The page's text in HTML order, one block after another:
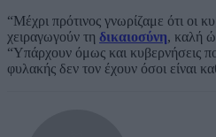
“Μέχρι πρότινος γνωρίζαμε ότι οι
χειραγωγούν τη δικαιοσύνη, καλή
“Υπάρχουν όμως και κυβερνήσεις
φυλακής δεν τον έχουν όσοι είναι